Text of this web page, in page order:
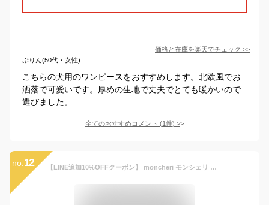
価格と在庫を楽天でチェック >>
ぷりん(50代・女性)
こちらの犬用のワンピースをおすすめします。北欧風でお
洒落で可愛いです。厚めの生地で丈夫でとても暖かいので
選びました。
全てのおすすめコメント (1件) >
no. 12 【LINE追加10%OFFクーポン】 moncheri モンシェリ 犬 服 ドッグウェア コート ケープ かわいい おしゃれ 人気 ブランド トイプードル チワワ 小型犬 中型犬 お出かけ 旅行 秋服 冬服 秋冬 あったか 暖かい 防寒 犬用 犬服